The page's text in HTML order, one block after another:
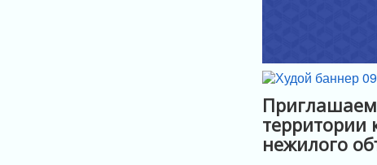
Приглашаем
территории
нежилого